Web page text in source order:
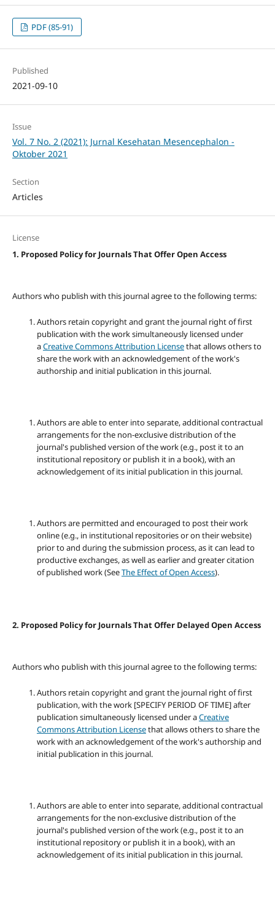
PDF (85-91)
Published
2021-09-10
Issue
Vol. 7 No. 2 (2021): Jurnal Kesehatan Mesencephalon -
Oktober 2021
Section
Articles
License
1. Proposed Policy for Journals That Offer Open Access
Authors who publish with this journal agree to the following terms:
Authors retain copyright and grant the journal right of first
publication with the work simultaneously licensed under
aCreative Commons Attribution Licensethat allows others to
share the work with an acknowledgement of the work's
authorship and initial publication in this journal.
Authors are able to enter into separate, additional contractual
arrangements for the non-exclusive distribution of the
journal's published version of the work (e.g., post it to an
institutional repository or publish it in a book), with an
acknowledgement of its initial publication in this journal.
Authors are permitted and encouraged to post their work
online (e.g., in institutional repositories or on their website)
prior to and during the submission process, as it can lead to
productive exchanges, as well as earlier and greater citation
of published work (SeeThe Effect of Open Access).
2. Proposed Policy for Journals That Offer Delayed Open Access
Authors who publish with this journal agree to the following terms:
Authors retain copyright and grant the journal right of first
publication, with the work [SPECIFY PERIOD OF TIME] after
publication simultaneously licensed under aCreative
Commons Attribution Licensethat allows others to share the
work with an acknowledgement of the work's authorship and
initial publication in this journal.
Authors are able to enter into separate, additional contractual
arrangements for the non-exclusive distribution of the
journal's published version of the work (e.g., post it to an
institutional repository or publish it in a book), with an
acknowledgement of its initial publication in this journal.